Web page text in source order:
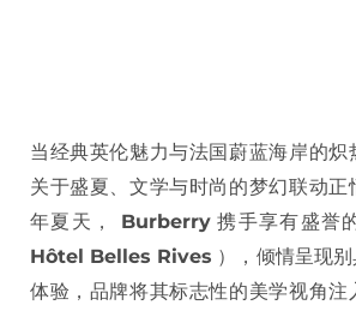
当经典英伦魅力与法国蔚蓝海岸的炽
关于盛夏、文学与时尚的梦幻联动正
年夏天，
Burberry携手享有盛誉
Hôtel Belles Rives ），倾情呈现
体验，品牌将其标志性的美学视角注